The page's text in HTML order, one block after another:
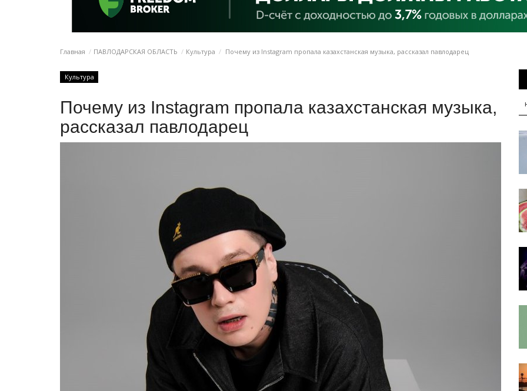
Главная ПАВЛОДАРСКАЯ ОБЛАСТЬ Культура Почему из Instagram пропала казахстанская музыка, рассказал павлодарец
Культура
Почему из Instagram пропала казахстанская музыка,
рассказал павлодарец